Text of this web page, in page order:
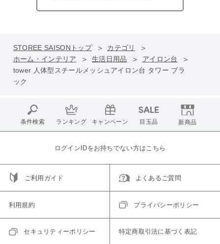
STOREE SAISONトップ
カテゴリ
ホーム・インテリア
生活日用品
アイロン台
tower 人体型スチールメッシュアイロン台 タワー ブラ
ック
条件検索 ランキング キャンペーン 目玉品 新商品
ログインIDをお持ちでない方はこちら
ご利用ガイド よくあるご質問
利用規約 プライバシーポリシー
セキュリティーポリシー 特定商取引法に基づく表記